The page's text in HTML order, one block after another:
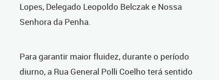
Lopes, Delegado Leopoldo Belczak e Nossa
Senhora da Penha.
Para garantir maior fluidez, durante o período
diurno, a Rua General Polli Coelho terá sentido